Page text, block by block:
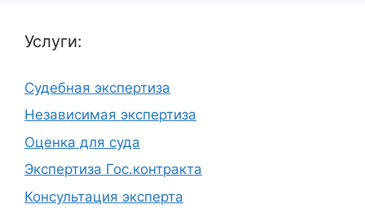
Услуги:
Судебная экспертиза
Независимая экспертиза
Оценка для суда
Экспертиза Гос.контракта
Консультация эксперта